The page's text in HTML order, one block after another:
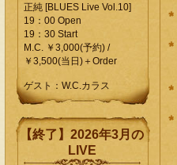
正純 [BLUES Live Vol.10]
19：00 Open
19：30 Start
M.C. ￥3,000(予約) /
￥3,500(当日)＋Order
ゲスト：W.C.カラス
【終了】2026年3月の
LIVE